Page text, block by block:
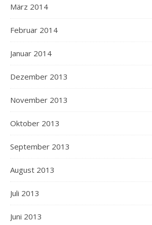
März 2014
Februar 2014
Januar 2014
Dezember 2013
November 2013
Oktober 2013
September 2013
August 2013
Juli 2013
Juni 2013